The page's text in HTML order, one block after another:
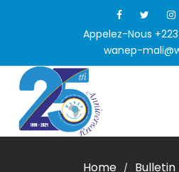
Appelez-Nous
wanep-
Home / Bulletin